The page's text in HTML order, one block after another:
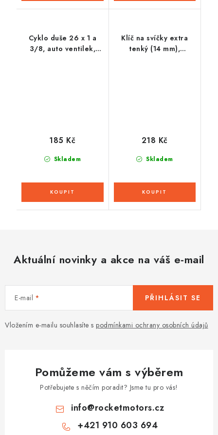
Cyklo duše 26 x 1 a
3/8, auto ventilek,
Skladem
185 Kč
Klíč na svíčky extra
tenký (14 mm),
Skladem
218 Kč
Aktuální novinky a akce na váš e-mail
E-mail
Vložením e-mailu souhlasíte s podmínkami ochrany osobních údajů
PŘIHLÁSIT SE
Pomůžeme vám s výběrem
Potřebujete s něčím poradit? Jsme tu pro vás!
info@rocketmotors.cz
+421 910 603 694